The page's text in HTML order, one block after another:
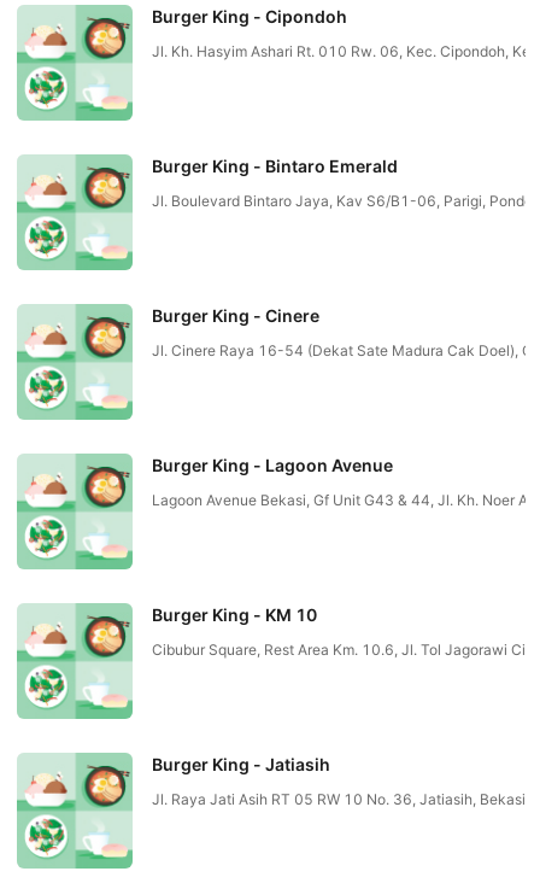
Burger King - Cipondoh
Jl. Kh. Hasyim Ashari Rt. 010 Rw. 06, Kec. Cipondoh,
Burger King - Bintaro Emerald
Jl. Boulevard Bintaro Jaya, Kav S6/B1-06, Parigi,
Burger King - Cinere
Jl. Cinere Raya 16-54 (Dekat Sate Madura Cak Doel),
Burger King - Lagoon Avenue
Lagoon Avenue Bekasi, Gf Unit G43 & 44, Jl. Kh. Noer
Burger King - KM 10
Cibubur Square, Rest Area Km. 10.6, Jl. Tol Jagorawi
Burger King - Jatiasih
Jl. Raya Jati Asih RT 05 RW 10 No. 36, Jatiasih, Bekasi,